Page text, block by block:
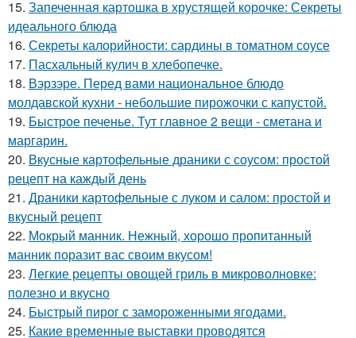
15. Запеченная картошка в хрустящей корочке: Секреты
идеального блюда
16. Секреты калорийности: сардины в томатном соусе
17. Пасхальный кулич в хлебопечке.
18. Вэрзэре. Перед вами национальное блюдо
молдавской кухни - небольшие пирожочки с капустой.
19. Быстрое печенье. Тут главное 2 вещи - сметана и
маргарин.
20. Вкусные картофельные драники с соусом: простой
рецепт на каждый день
21. Драники картофельные с луком и салом: простой и
вкусный рецепт
22. Мокрый манник. Нежный, хорошо пропитанный
манник поразит вас своим вкусом!
23. Легкие рецепты овощей гриль в микроволновке:
полезно и вкусно
24. Быстрый пирог с замороженными ягодами.
25. Какие временные выставки проводятся